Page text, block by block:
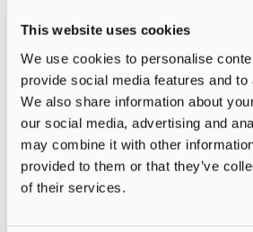
This website uses cookies
We use cookies to personalise
provide social media features and
We also share information about
our social media, advertising and
may combine it with other
provided to them or that they’ve
of their services.
Kom werken bij
Bekijk alle vacatures
Deel deze pagina via